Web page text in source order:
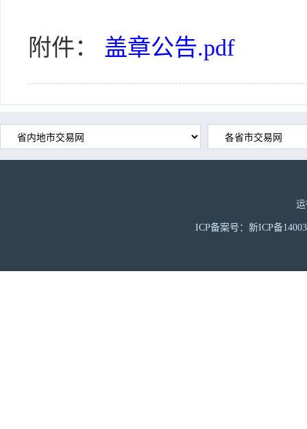
附件： 盖章公告.pdf
ICP备案号：新ICP备